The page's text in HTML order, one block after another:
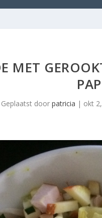
MET
Geplaatst door patricia | okt